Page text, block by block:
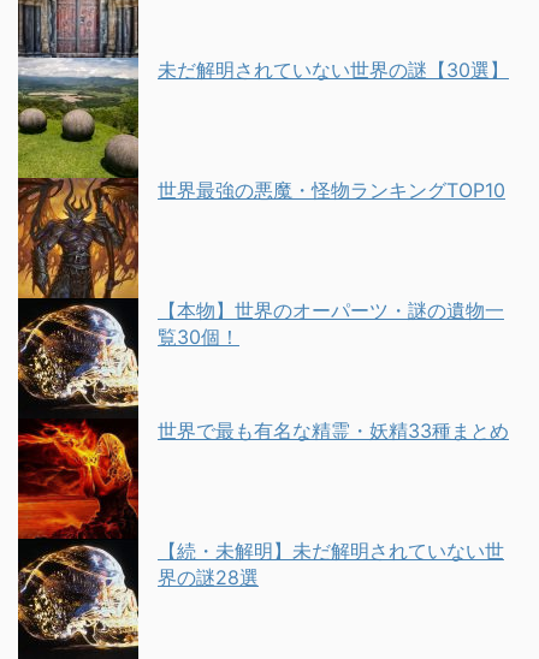
未だ解明されていない世界の謎【30選】
世界最強の悪魔・怪物ランキングTOP10
【本物】世界のオーパーツ・謎の遺物一
覧30個！
世界で最も有名な精霊・妖精33種まとめ
【続・未解明】未だ解明されていない世
界の謎28選